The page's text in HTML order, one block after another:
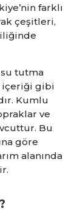
farklı
çeşitleri,
tutma
içeriği gibi
Kumlu
ve
Bu
göre
alanında